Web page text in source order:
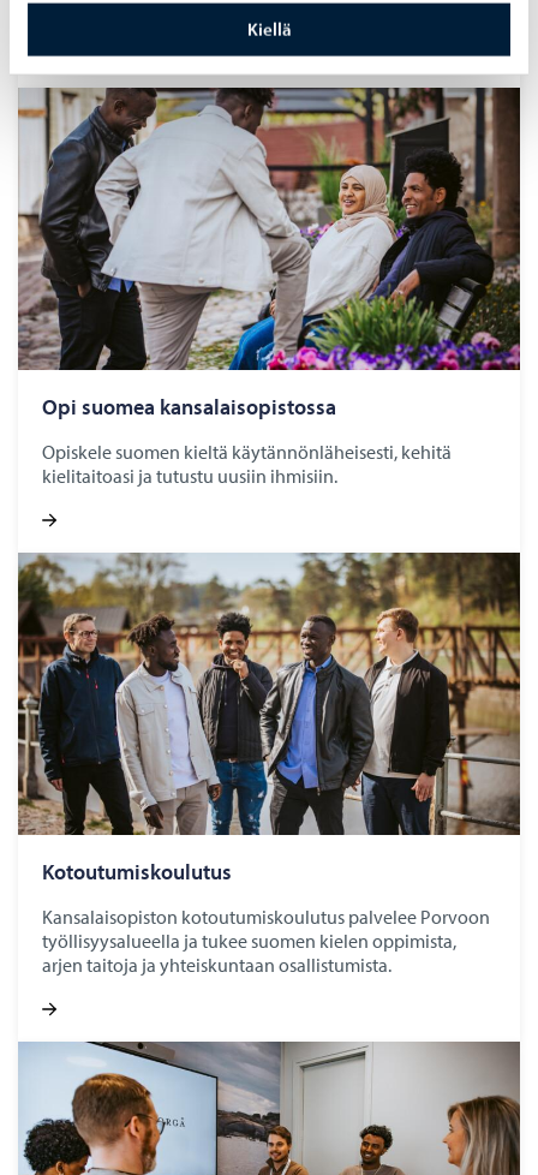
Kiellä
oppijoille.
Opi suo­mea kan­sa­lais­opis­tos­sa
Opiskele suomen kieltä käytännönläheisesti, kehitä
kielitaitoasi ja tutustu uusiin ihmisiin.
Ko­tou­tu­mis­kou­lu­tus
Kansalaisopiston kotoutumiskoulutus palvelee Porvoon
työllisyysalueella ja tukee suomen kielen oppimista,
arjen taitoja ja yhteiskuntaan osallistumista.